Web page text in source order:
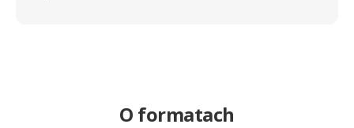
O formatach